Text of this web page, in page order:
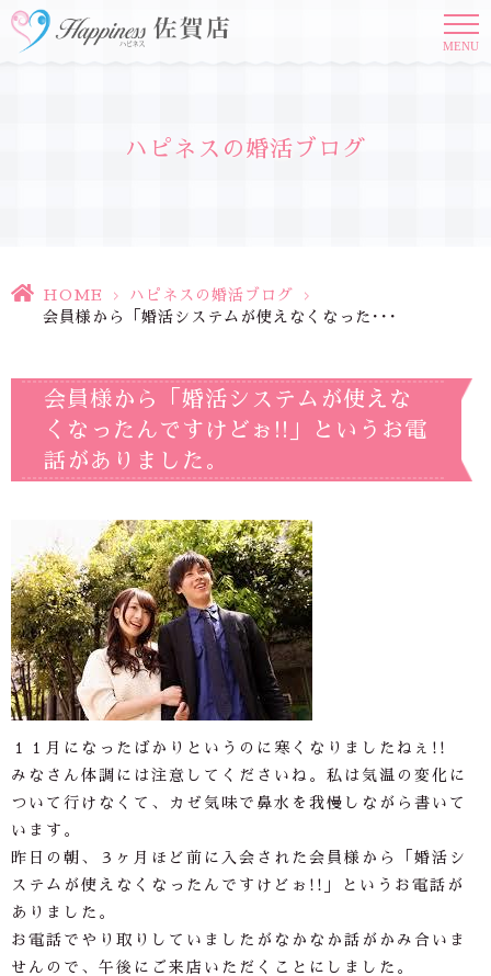
MENU
ハピネスの婚活ブログ
HOME > ハピネスの婚活ブログ
>
会員様から「婚活システムが使えなくなった･･･
会員様から「婚活システムが使えな
くなったんですけどぉ!!」というお電
話がありました。
１１月になったばかりというのに寒くなりましたねぇ!!
みなさん体調には注意してくださいね。私は気温の変化に
ついて行けなくて、カゼ気味で鼻水を我慢しながら書いて
います。
昨日の朝、３ヶ月ほど前に入会された会員様から「婚活シ
ステムが使えなくなったんですけどぉ!!」というお電話が
ありました。
お電話でやり取りしていましたがなかなか話がかみ合いま
せんので、午後にご来店いただくことにしました。